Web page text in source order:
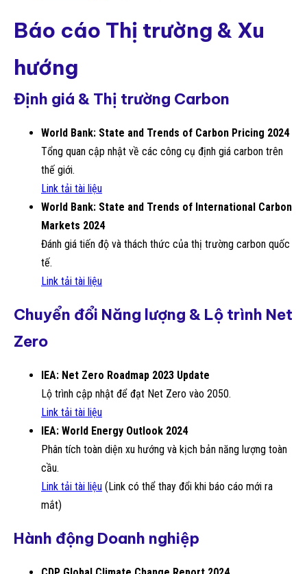
Báo cáo Thị trường & Xu
hướng
Định giá & Thị trường Carbon
World Bank: State and Trends of Carbon Pricing 2024
Tổng quan cập nhật về các công cụ định giá carbon trên
thế giới.
Link tải tài liệu
World Bank: State and Trends of International Carbon
Markets 2024
Đánh giá tiến độ và thách thức của thị trường carbon quốc
tế.
Link tải tài liệu
Chuyển đổi Năng lượng & Lộ trình Net
Zero
IEA: Net Zero Roadmap 2023 Update
Lộ trình cập nhật để đạt Net Zero vào 2050.
Link tải tài liệu
IEA: World Energy Outlook 2024
Phân tích toàn diện xu hướng và kịch bản năng lượng toàn
cầu.
Link tải tài liệu (Link có thể thay đổi khi báo cáo mới ra
mắt)
Hành động Doanh nghiệp